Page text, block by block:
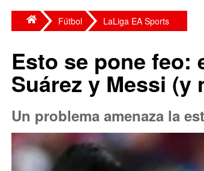
Fútbol LaLiga EA Sports
Esto se pone feo:
Suárez y Messi (y
Un problema amenaza la